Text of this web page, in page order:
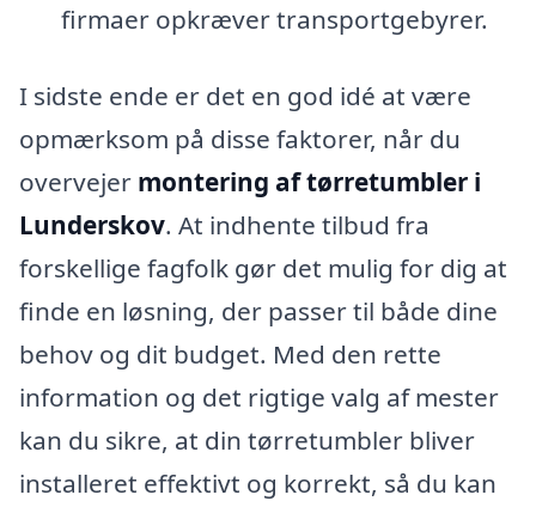
firmaer opkræver transportgebyrer.
I sidste ende er det en god idé at være
opmærksom på disse faktorer, når du
overvejer montering af tørretumbler i
Lunderskov. At indhente tilbud fra
forskellige fagfolk gør det mulig for dig at
finde en løsning, der passer til både dine
behov og dit budget. Med den rette
information og det rigtige valg af mester
kan du sikre, at din tørretumbler bliver
installeret effektivt og korrekt, så du kan